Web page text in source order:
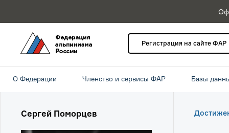
Регистрация на сайте ФАР
О Федерации Членство и сервисы ФАР Базы
Сергей Поморцев